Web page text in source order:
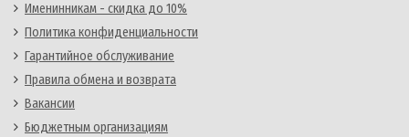
Именинникам - скидка до 10%
Политика конфиденциальности
Гарантийное обслуживание
Правила обмена и возврата
Вакансии
Бюджетным организациям